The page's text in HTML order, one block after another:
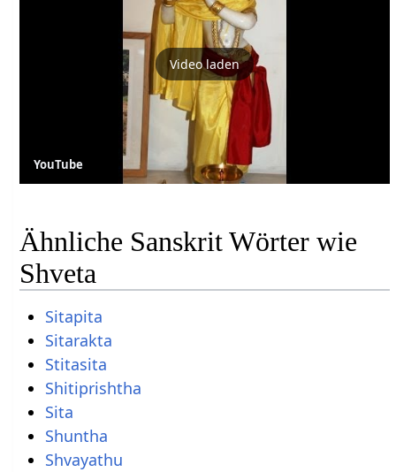
Video laden
YouTube
Ähnliche Sanskrit Wörter wie
Shveta
Sitapita
Sitarakta
Stitasita
Shitiprishtha
Sita
Shuntha
Shvayathu